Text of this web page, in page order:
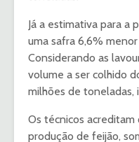
Já a estimativa para a
uma safra 6,6%
Considerando as
volume a ser colhido
milhões de toneladas,
Os técnicos
produção de feijão,